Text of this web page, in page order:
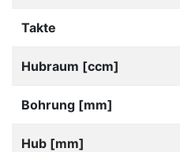
Takte
Hubraum [ccm]
Bohrung [mm]
Hub [mm]